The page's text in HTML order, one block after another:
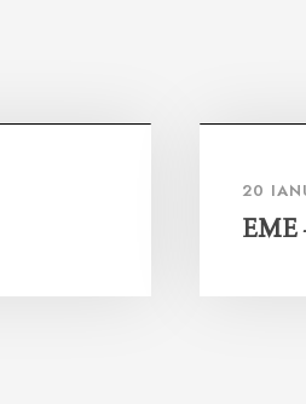
20
EME